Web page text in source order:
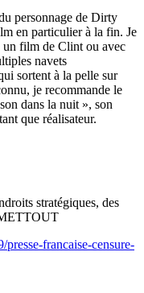
personnage de Dirty
en particulier à la fin. Je
un film de Clint ou avec
navets
sortent à la pelle sur
je recommande le
dans la nuit », son
que réalisateur.
stratégiques, des
francaise-censure-